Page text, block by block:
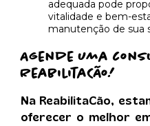
adequada pode
vitalidade e bem-
manutenção de sua
Agende uma
ReabilitaCão!
Na ReabilitaCão,
oferecer o melhor